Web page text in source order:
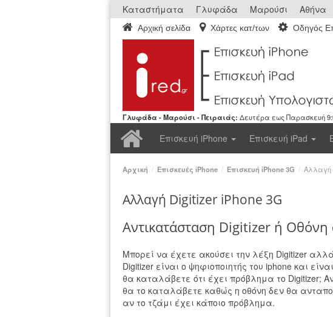
Καταστήματα Γλυφάδα Μαρούσι Αθήνα
Αρχική σελίδα Χάρτες κατ/των Οδηγός
Γλυφάδα - Μαρούσι - Πειραιάς: Δευτέρα εως Παρασκευή
Αρχική
Επισκευή iPhone Επισκευή iPad
Αρχική / Επισκευές iPhone / Επισκευή iPhone 3G / Αλλαγή
Αλλαγή Digitizer iPhone 3G
Αντικατάσταση Digitizer ή
Μπορεί να έχετε ακούσει την λέξη Digitizer
Digitizer είναι ο ψηφιοποιητής του iphone και
θα καταλάβετε ότι έχει πρόβλημα το Digitizer;
θα το καταλάβετε καθώς η οθόνη δεν θα
αν το τζάμι έχει κάποιο πρόβλημα.